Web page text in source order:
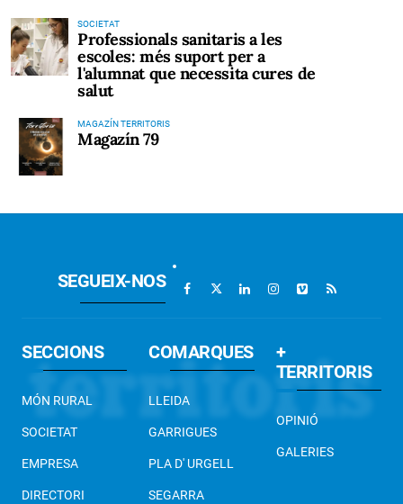
SOCIETAT
Professionals sanitaris a les
escoles: més suport per a
l'alumnat que necessita cures de
salut
MAGAZÍN TERRITORIS
Magazín 79
SEGUEIX-NOS
SECCIONS
MÓN RURAL
SOCIETAT
EMPRESA
DIRECTORI
COMARQUES
LLEIDA
GARRIGUES
PLA D' URGELL
SEGARRA
+
TERRITORIS
OPINIÓ
GALERIES